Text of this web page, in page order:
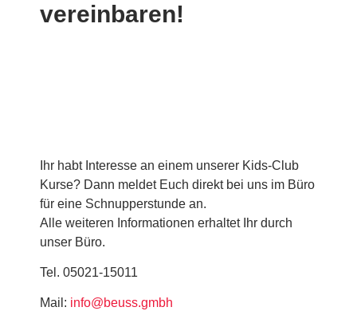
vereinbaren!
Ihr habt Interesse an einem unserer Kids-Club
Kurse? Dann meldet Euch direkt bei uns im Büro
für eine Schnupperstunde an.
Alle weiteren Informationen erhaltet Ihr durch
unser Büro.
Tel. 05021-15011
Mail: info@beuss.gmbh